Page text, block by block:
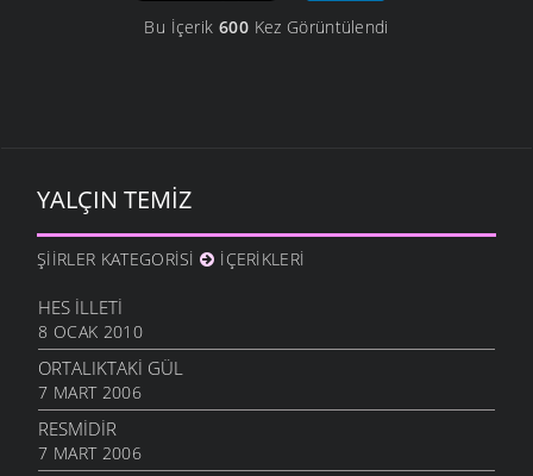
Bu İçerik 600Kez Görüntülendi
YALÇIN TEMIZ
ŞIIRLER KATEGORISI İÇERIKLERI
HES İLLETI
8 OCAK 2010
ORTALIKTAKI GÜL
7 MART 2006
RESMIDIR
7 MART 2006